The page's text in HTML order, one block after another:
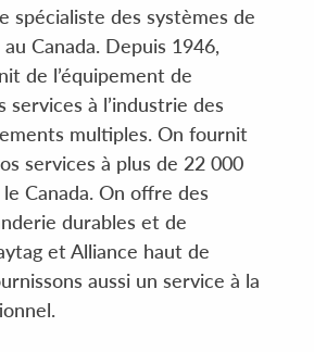
spécialiste des systèmes de
Canada. Depuis 1946,
de l’équipement de
services à l’industrie des
multiples. On fournit
services à plus de 22 000
Canada. On offre des
durables et de
et Alliance haut de
aussi un service à la